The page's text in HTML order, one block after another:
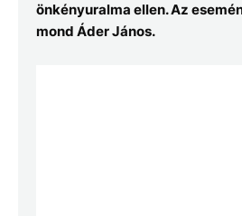
önkényuralma ellen. Az
mond Áder János.